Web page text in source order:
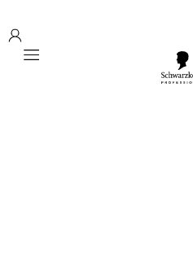
Mobile navigation